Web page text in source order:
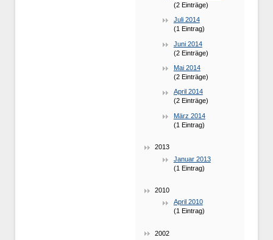
(2 Einträge)
Juli 2014
(1 Eintrag)
Juni 2014
(2 Einträge)
Mai 2014
(2 Einträge)
April 2014
(2 Einträge)
März 2014
(1 Eintrag)
2013
Januar 2013
(1 Eintrag)
2010
April 2010
(1 Eintrag)
2002